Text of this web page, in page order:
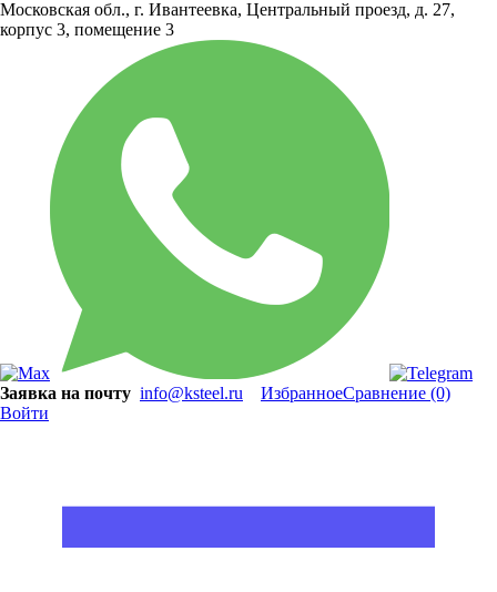
Московская обл., г. Ивантеевка, Центральный проезд, д. 27,
корпус 3, помещение 3
Заявка на почту info@ksteel.ru ИзбранноеСравнение (0)
Войти